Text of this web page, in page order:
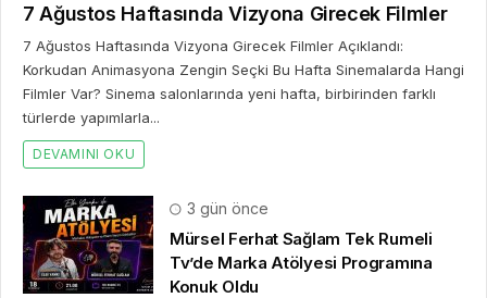
7 Ağustos Haftasında Vizyona Girecek Filmler
7 Ağustos Haftasında Vizyona Girecek Filmler Açıklandı:
Korkudan Animasyona Zengin Seçki Bu Hafta Sinemalarda Hangi
Filmler Var? Sinema salonlarında yeni hafta, birbirinden farklı
türlerde yapımlarla...
DEVAMINI OKU
3 gün önce
Mürsel Ferhat Sağlam Tek Rumeli
Tv’de Marka Atölyesi Programına
Konuk Oldu